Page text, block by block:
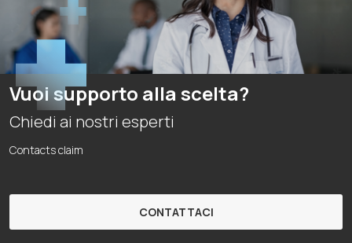
Vuoi supporto alla scelta?
Chiedi ai nostri esperti
Contacts claim
CONTATTACI